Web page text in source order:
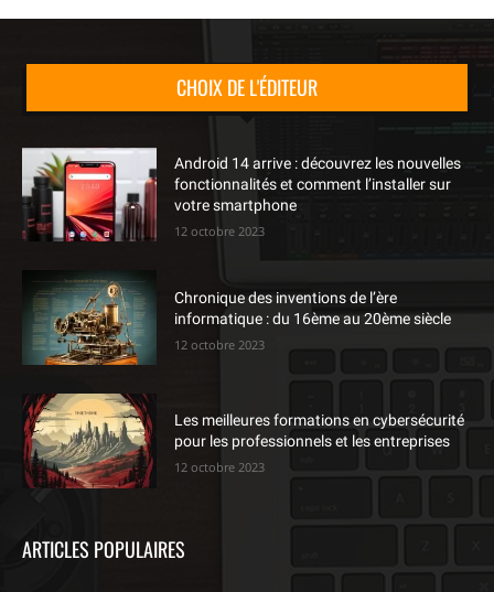
CHOIX DE L'ÉDITEUR
Android 14 arrive : découvrez les nouvelles
fonctionnalités et comment l’installer sur
votre smartphone
12 octobre 2023
Chronique des inventions de l’ère
informatique : du 16ème au 20ème siècle
12 octobre 2023
Les meilleures formations en cybersécurité
pour les professionnels et les entreprises
12 octobre 2023
ARTICLES POPULAIRES